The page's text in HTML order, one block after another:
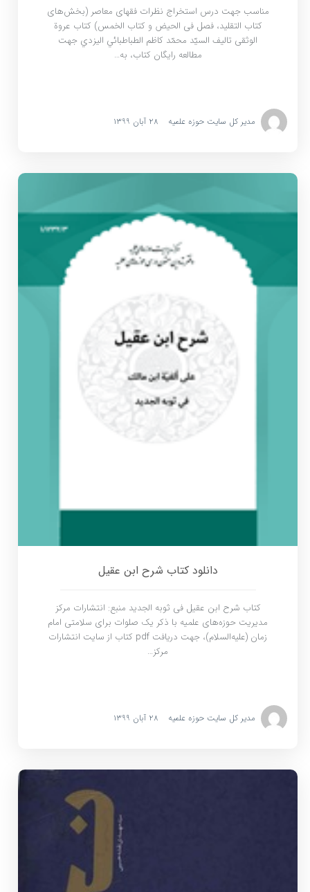
مناسب جهت درس استخراج نظرات فقهای معاصر (بخش‌های
کتاب التقلید، فصل فی الحیض و کتاب الخمس) کتاب عروة
الوثقی تالیف السيّد محمّد كاظم الطباطبائي اليزدي جهت
مطالعه رایگان کتاب، به…
مدیر کل سایت حوزه علمیه
دانلود کتاب شرح ابن عقیل
کتاب شرح ابن عقیل فی ثوبه الجدید منبع: انتشارات مرکز
مدیریت حوزه‌های علمیه با ذکر یک صلوات برای سلامتی امام
زمان (علیه‌السلام)، جهت دریافت pdf کتاب از سایت انتشارات
مرکز…
مدیر کل سایت حوزه علمیه